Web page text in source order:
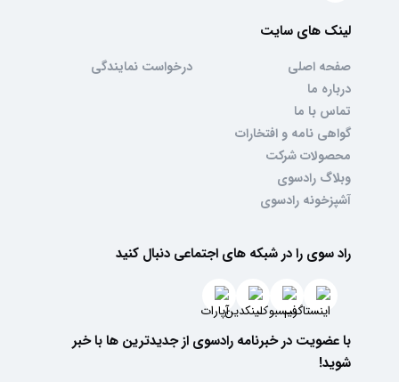
لینک های سایت
صفحه اصلی
درباره ما
تماس با ما
گواهی نامه و افتخارات
محصولات شرکت
وبلاگ رادسوی
آشپزخونه رادسوی
درخواست نمایندگی
راد سوی را در شبکه های اجتماعی دنبال کنید
با عضویت در خبرنامه رادسوی از جدیدترین ها با خبر
شوید!